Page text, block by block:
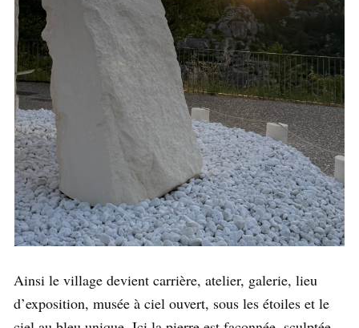
Ainsi le village devient carrière, atelier, galerie, lieu
d’exposition, musée à ciel ouvert, sous les étoiles et le